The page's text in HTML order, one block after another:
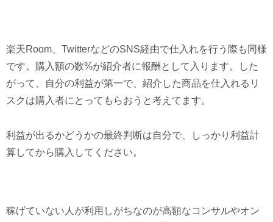
楽天Room、TwitterなどのSNS経由で仕入れを行う際も同様
です。購入額の数%が紹介者に報酬として入ります。した
がって、自分の利益が第一で、紹介した商品を仕入れるリ
スクは購入者にとってもらおうと考えてます。
利益が出るかどうかの最終判断は自分で、しっかり利益計
算してから購入してください。
稼げていない人が利用しがちなのが高額なコンサルやオン